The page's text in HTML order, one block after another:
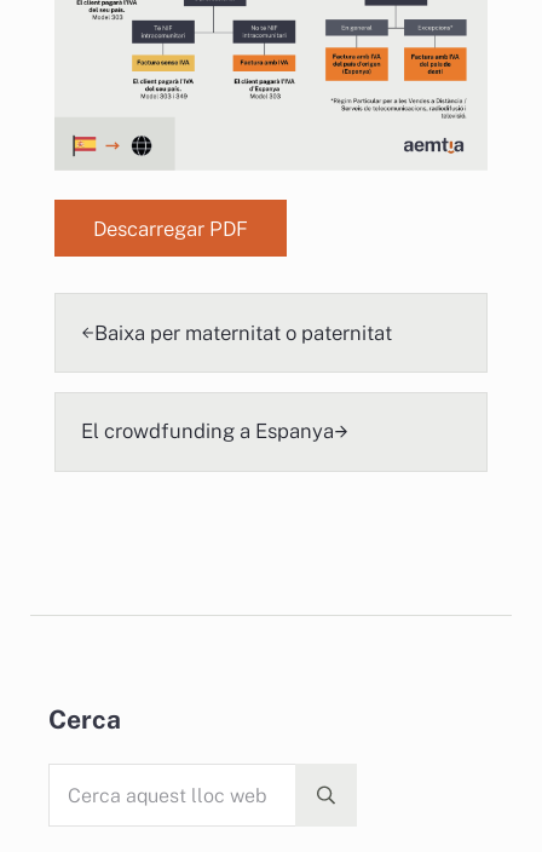
Descarregar PDF
Baixa per maternitat o paternitat
El crowdfunding a Espanya
Cerca
Submit search